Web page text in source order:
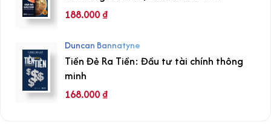
188.000₫
Duncan Bannatyne
Tiền Đẻ Ra Tiền: Đầu tư tài chính thông
minh
168.000₫